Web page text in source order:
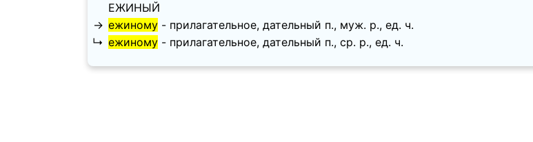
ЕЖИНЫЙ
→ ежиному - прилагательное, дательный п., муж. p., ед. ч.
↳ ежиному - прилагательное, дательный п., ср. p., ед. ч.